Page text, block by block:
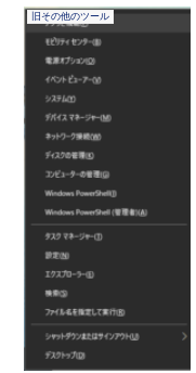
旧その他のツール